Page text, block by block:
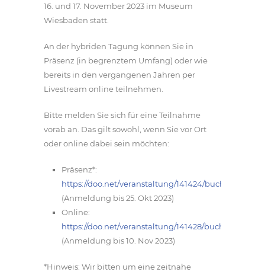
16. und 17. November 2023 im Museum
Wiesbaden statt.
An der hybriden Tagung können Sie in
Präsenz (in begrenztem Umfang) oder wie
bereits in den vergangenen Jahren per
Livestream online teilnehmen.
Bitte melden Sie sich für eine Teilnahme
vorab an. Das gilt sowohl, wenn Sie vor Ort
oder online dabei sein möchten:
Präsenz*:
https://doo.net/veranstaltung/141424/buchung
(Anmeldung bis 25. Okt 2023)
Online:
https://doo.net/veranstaltung/141428/buchung
(Anmeldung bis 10. Nov 2023)
*Hinweis: Wir bitten um eine zeitnahe